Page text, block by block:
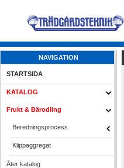
NAVIGATION
STARTSIDA
KATALOG
Frukt & Bärodling
Beredningsprocess
Klippaggregat
Åter katalog